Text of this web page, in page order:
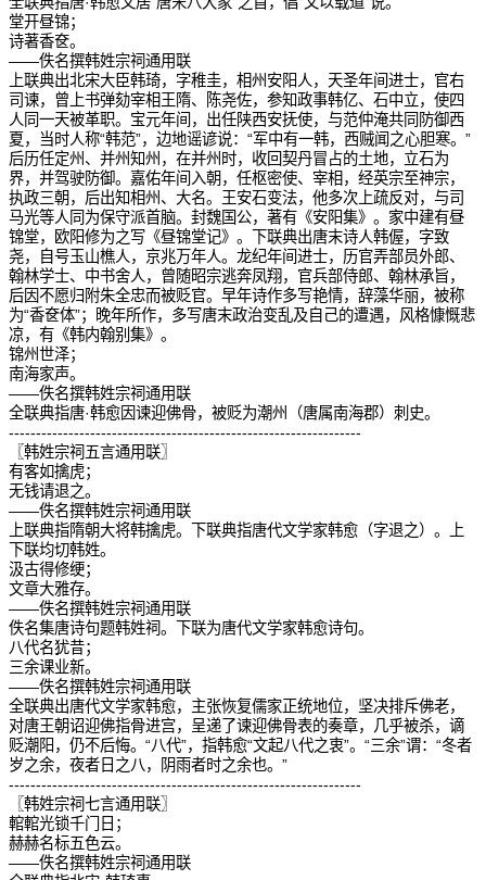
堂开昼锦；
诗著香奁。
——佚名撰韩姓宗祠通用联
上联典出北宋大臣韩琦，字稚圭，相州安阳人，天圣年间进士，官右
司谏，曾上书弹劾宰相王隋、陈尧佐，参知政事韩亿、石中立，使四
人同一天被革职。宝元年间，出任陕西安抚使，与范仲淹共同防御西
夏，当时人称“韩范”，边地谣谚说：“军中有一韩，西贼闻之心胆寒。”
后历任定州、并州知州，在并州时，收回契丹冒占的土地，立石为
界，并驾驶防御。嘉佑年间入朝，任枢密使、宰相，经英宗至神宗，
执政三朝，后出知相州、大名。王安石变法，他多次上疏反对，与司
马光等人同为保守派首脑。封魏国公，著有《安阳集》。家中建有昼
锦堂，欧阳修为之写《昼锦堂记》。下联典出唐末诗人韩偓，字致
尧，自号玉山樵人，京兆万年人。龙纪年间进士，历官弄部员外郎、
翰林学士、中书舍人，曾随昭宗逃奔凤翔，官兵部侍郎、翰林承旨，
后因不愿归附朱全忠而被贬官。早年诗作多写艳情，辞藻华丽，被称
为“香奁体”；晚年所作，多写唐末政治变乱及自己的遭遇，风格慷慨悲
凉，有《韩内翰别集》。
锦州世泽；
南海家声。
——佚名撰韩姓宗祠通用联
全联典指唐·韩愈因谏迎佛骨，被贬为潮州（唐属南海郡）刺史。
-----------------------------------------------------------------
〖韩姓宗祠五言通用联〗
有客如擒虎；
无钱请退之。
——佚名撰韩姓宗祠通用联
上联典指隋朝大将韩擒虎。下联典指唐代文学家韩愈（字退之）。上
下联均切韩姓。
汲古得修绠；
文章大雅存。
——佚名撰韩姓宗祠通用联
佚名集唐诗句题韩姓祠。下联为唐代文学家韩愈诗句。
八代名犹昔；
三余课业新。
——佚名撰韩姓宗祠通用联
全联典出唐代文学家韩愈，主张恢复儒家正统地位，坚决排斥佛老，
对唐王朝诏迎佛指骨进宫，呈递了谏迎佛骨表的奏章，几乎被杀，谪
贬潮阳，仍不后悔。“八代”，指韩愈“文起八代之衷”。“三余”谓：“冬者
岁之余，夜者日之八，阴雨者时之余也。”
-----------------------------------------------------------------
〖韩姓宗祠七言通用联〗
輨輨光锁千门日；
赫赫名标五色云。
——佚名撰韩姓宗祠通用联